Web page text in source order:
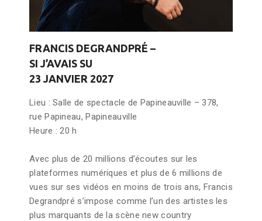
FRANCIS DEGRANDPRÉ –
SI J’AVAIS SU
23 JANVIER 2027
Lieu : Salle de spectacle de Papineauville – 378,
rue Papineau, Papineauville
Heure : 20 h
Avec plus de 20 millions d’écoutes sur les
plateformes numériques et plus de 6 millions de
vues sur ses vidéos en moins de trois ans, Francis
Degrandpré s’impose comme l’un des artistes les
plus marquants de la scène new country